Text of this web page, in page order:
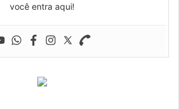
você entra aqui!